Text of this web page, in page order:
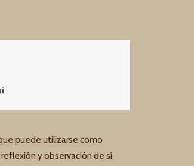
puede utilizarse como
y observación de sí